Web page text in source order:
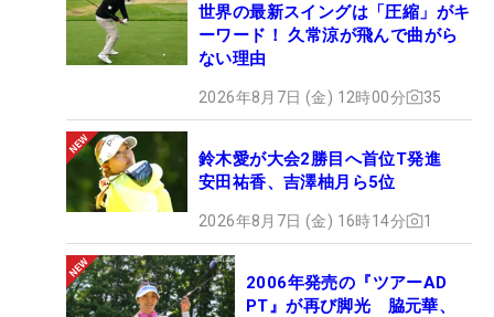
世界の最新スイングは「圧縮」がキ
ーワード！ 久常涼が飛んで曲がら
ない理由
2026年8月7日 (金) 12時00分 35
鈴木愛が大会2勝目へ首位T発進
安田祐香、吉澤柚月ら5位
2026年8月7日 (金) 16時14分 1
2006年発売の『ツアーAD
PT』が再び脚光 脇元華、